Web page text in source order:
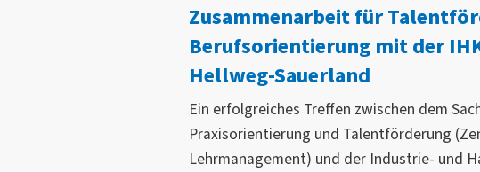
Zusammenarbeit für
Berufsorientierung mit der
Hellweg-Sauerland
Ein erfolgreiches Treffen zwischen dem
Praxisorientierung und Talentförderung
Lehrmanagement) und der Industrie- und